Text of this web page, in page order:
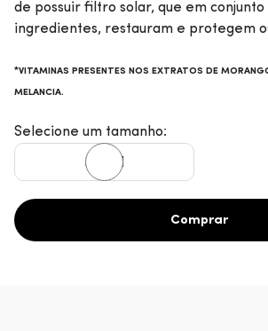
de possuir filtro solar, que em conjunto
ingredientes, restauram e protegem
*VITAMINAS PRESENTES NOS EXTRATOS DE
MELANCIA.
Selecione um tamanho:
300ml
Comprar